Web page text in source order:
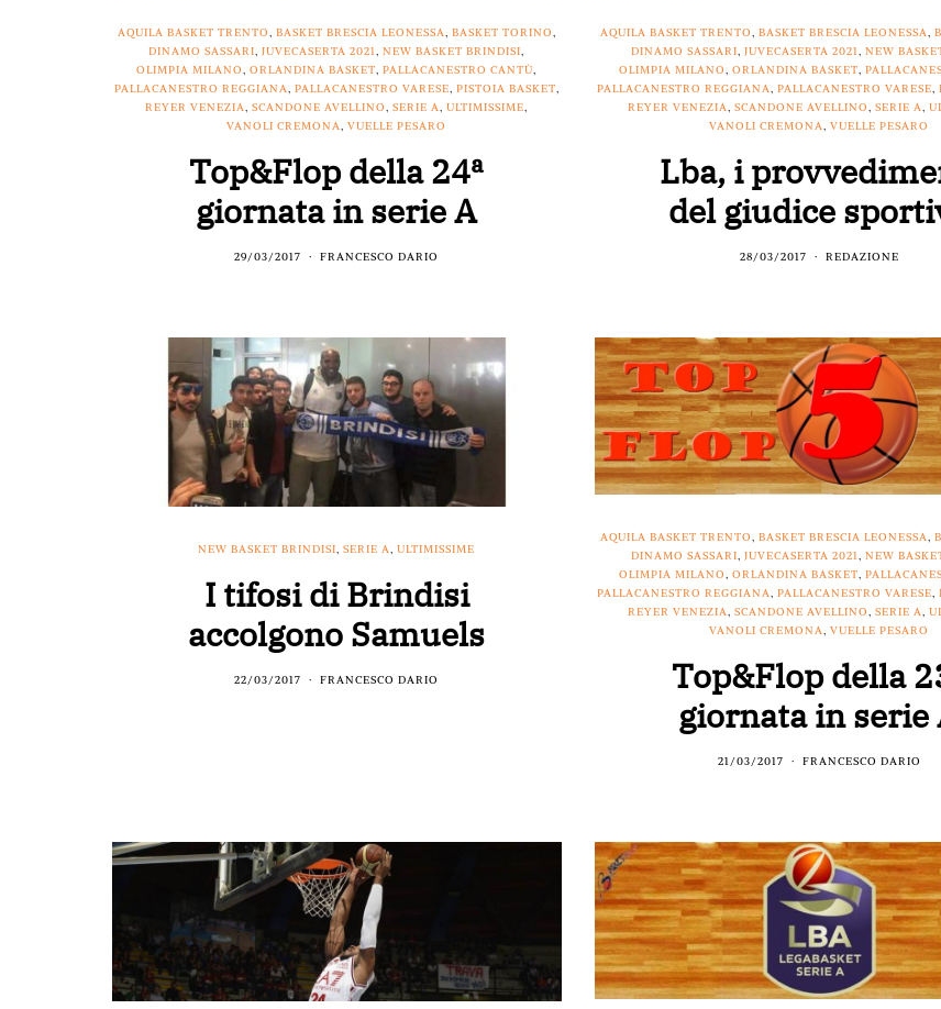
AQUILA BASKET TRENTO, BASKET BRESCIA LEONESSA, BASKET TORINO,
DINAMO SASSARI,JUVECASERTA 2021,NEW BASKET BRINDISI,
OLIMPIA MILANO,ORLANDINA BASKET,PALLACANESTRO CANTÙ,
PALLACANESTRO REGGIANA, PALLACANESTRO VARESE, PISTOIA BASKET,
REYER VENEZIA,SCANDONE AVELLINO,SERIE A,ULTIMISSIME,
VANOLI CREMONA,VUELLE PESARO
Top&Flop della 24ª
giornata in serie A
29/03/2017 FRANCESCO DARIO
AQUILA BASKET TRENTO, BASKET BRESCIA LEONESSA,
DINAMO SASSARI,JUVECASERTA 2021,NEW
OLIMPIA MILANO,ORLANDINA BASKET,
PALLACANESTRO REGGIANA, PALLACANESTRO VARESE,
REYER VENEZIA,SCANDONE AVELLINO,SERIE A,
VANOLI CREMONA,VUELLE PESARO
Lba, i
del giudice
28/03/2017 REDAZIONE
NEW BASKET BRINDISI ,SERIE A ,ULTIMISSIME
I tifosi di Brindisi
accolgono Samuels
22/03/2017 FRANCESCO DARIO
AQUILA BASKET TRENTO, BASKET BRESCIA LEONESSA,
DINAMO SASSARI,JUVECASERTA 2021,NEW
OLIMPIA MILANO,ORLANDINA BASKET,
PALLACANESTRO REGGIANA, PALLACANESTRO VARESE,
REYER VENEZIA,SCANDONE AVELLINO,SERIE A,
VANOLI CREMONA,VUELLE PESARO
Top&Flop della
giornata in serie
21/03/2017 FRANCESCO DARIO